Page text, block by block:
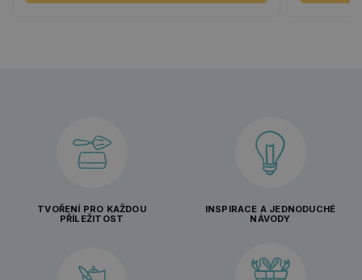
TVOŘENÍ PRO KAŽDOU
PŘÍLEŽITOST
INSPIRACE A JEDNODUCHÉ
NÁVODY